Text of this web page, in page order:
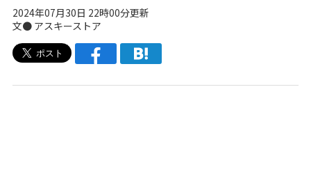
2024年07月30日 22時00分更新
文● アスキーストア